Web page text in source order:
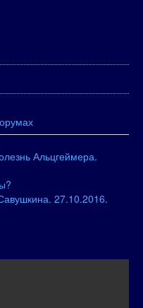
Альцгеймера.
27.10.2016.